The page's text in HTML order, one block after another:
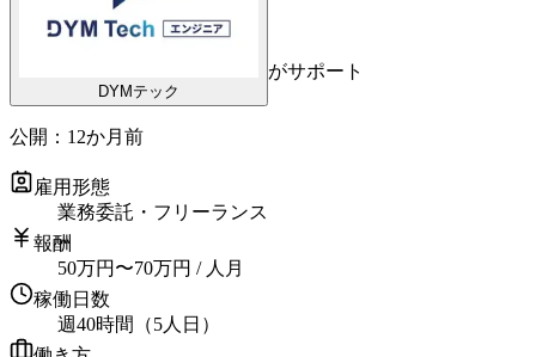
DYMテック
がサポート
公開： 12か月前
雇用形態
業務委託・フリーランス
報酬
50万円 〜70万円 / 人月
稼働日数
週40時間（5人日）